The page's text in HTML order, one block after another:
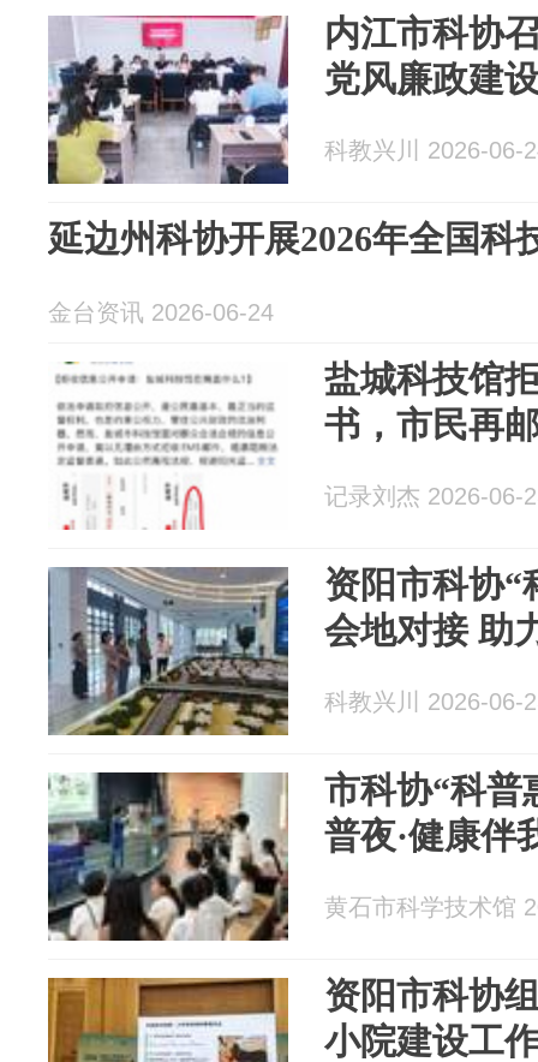
内江市科协
党风廉政建
科教兴川 2026-06-
延边州科协开展2026年全国科
金台资讯 2026-06-24
盐城科技馆
书，市民再
记录刘杰 2026-06-
资阳市科协“
会地对接 助
科教兴川 2026-06-
市科协“科普
普夜·健康伴
黄石市科学技术馆
资阳市科协
小院建设工